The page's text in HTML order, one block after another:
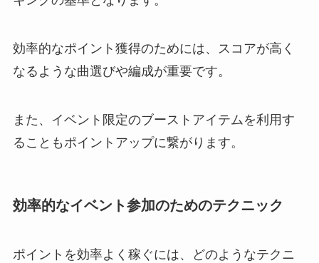
効率的なポイント獲得のためには、スコアが高く
なるような曲選びや編成が重要です。
また、イベント限定のブーストアイテムを利用す
ることもポイントアップに繋がります。
効率的なイベント参加のためのテクニック
ポイントを効率よく稼ぐには、どのようなテクニ